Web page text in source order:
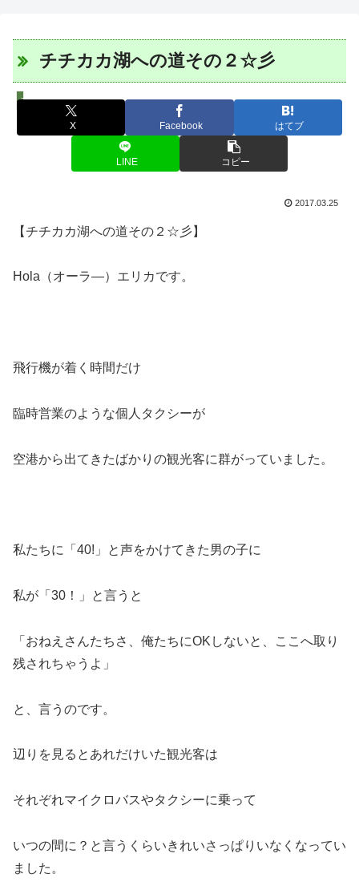
チチカカ湖への道その２☆彡
エリカの中南米いまむかし
X Facebook はてブ
LINE コピー
2017.03.25
【チチカカ湖への道その２☆彡】
Hola（オーラ―）エリカです。
飛行機が着く時間だけ
臨時営業のような個人タクシーが
空港から出てきたばかりの観光客に群がっていました。
私たちに「40!」と声をかけてきた男の子に
私が「30！」と言うと
「おねえさんたちさ、俺たちにOKしないと、ここへ取り
残されちゃうよ」
と、言うのです。
辺りを見るとあれだけいた観光客は
それぞれマイクロバスやタクシーに乗って
いつの間に？と言うくらいきれいさっぱりいなくなってい
ました。